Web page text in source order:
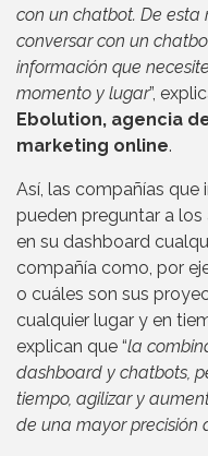
con un chatbot. De
conversar con un
información que
momento y lugar”,
Ebolution, agencia
marketing online.
Así, las compañías
pueden preguntar a
en su dashboard
compañía como, por
o cuáles son sus
cualquier lugar y en
explican que “la
dashboard y chatbots,
tiempo, agilizar y
de una mayor precisión